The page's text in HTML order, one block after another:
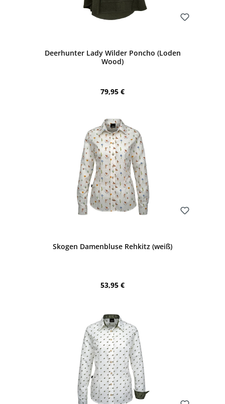
Deerhunter Lady Wilder Poncho (Loden
Wood)
Regulärer Preis:
79,95 €
Skogen Damenbluse Rehkitz (weiß)
Regulärer Preis:
53,95 €